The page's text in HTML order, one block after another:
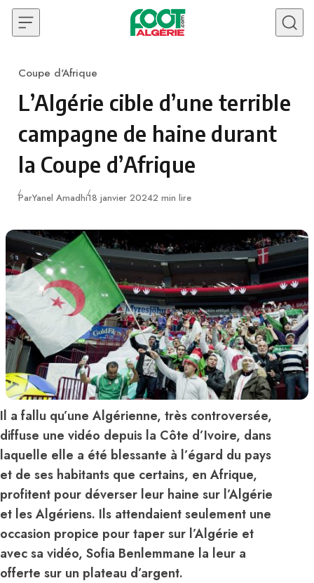
Skip to content
Category
Coupe d'Afrique
L’Algérie cible d’une terrible
campagne de haine durant
la Coupe d’Afrique
ParYanel AmadhiPublié
18 janvier 20242 min lire
Il a fallu qu’une Algérienne, très controversée,
diffuse une vidéo depuis la Côte d’Ivoire, dans
laquelle elle a été blessante à l’égard du pays
et de ses habitants que certains, en Afrique,
profitent pour déverser leur haine sur l’Algérie
et les Algériens. Ils attendaient seulement une
occasion propice pour taper sur l’Algérie et
avec sa vidéo, Sofia Benlemmane la leur a
offerte sur un plateau d’argent.